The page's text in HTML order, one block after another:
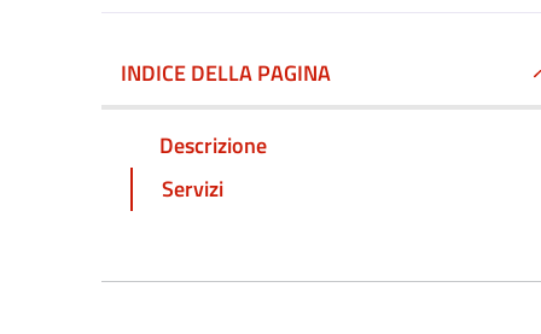
INDICE DELLA PAGINA
Descrizione
Servizi